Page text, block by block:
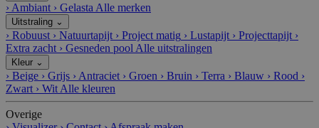
› Ambiant › Gelasta Alle merken
Uitstraling ⌄
› Robuust › Natuurtapijt › Project matig › Lustapijt › Projecttapijt ›
Extra zacht › Gesneden pool Alle uitstralingen
Kleur ⌄
› Beige › Grijs › Antraciet › Groen › Bruin › Terra › Blauw › Rood ›
Zwart › Wit Alle kleuren
Overige